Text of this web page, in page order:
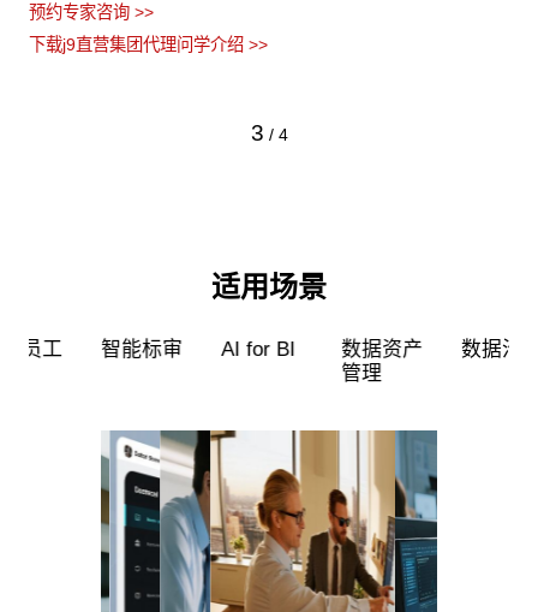
预约专家咨询 >>
下载j9直营集团代理问学介绍 >>
3 / 4
适用场景
智能标审 AI for BI
数据资产
数据治理